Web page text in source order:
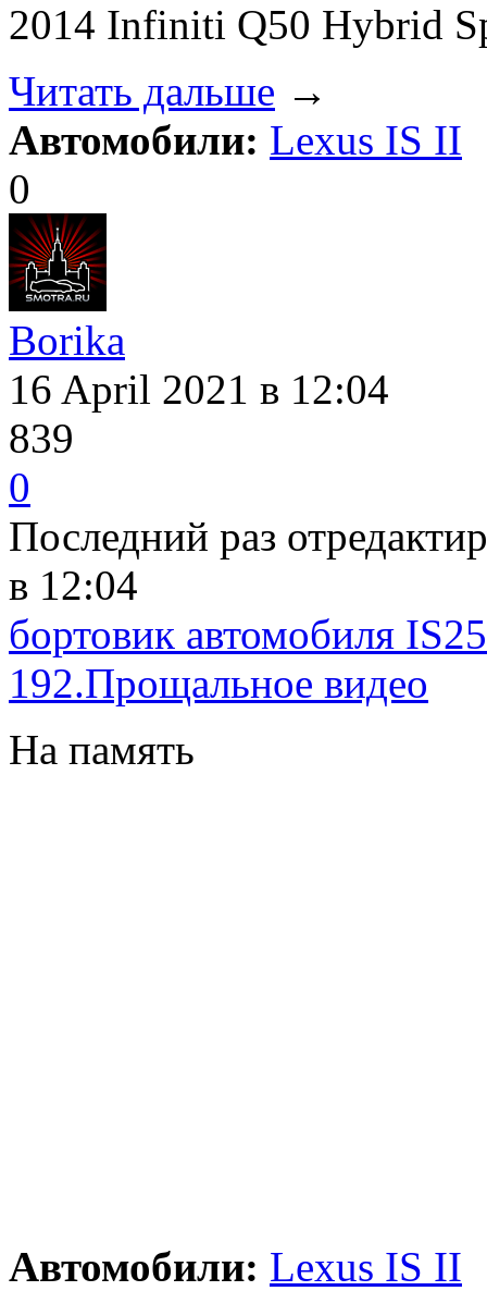
2014 Infiniti Q50 Hybrid
Читать дальше →
Автомобили: Lexus IS II
0
Borika
16 April 2021 в 12:04
839
0
Последний раз
в 12:04
бортовик автомобиля
192.Прощальное видео
На память
Автомобили: Lexus IS II